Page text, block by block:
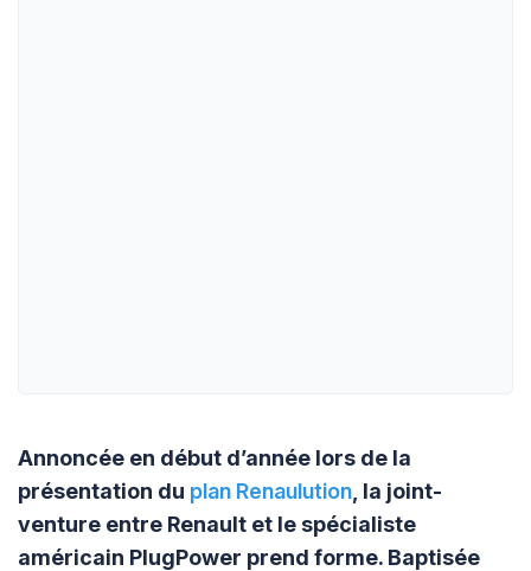
Annoncée en début d’année lors de la
présentation du plan Renaulution , la joint-
venture entre Renault et le spécialiste
américain PlugPower prend forme. Baptisée